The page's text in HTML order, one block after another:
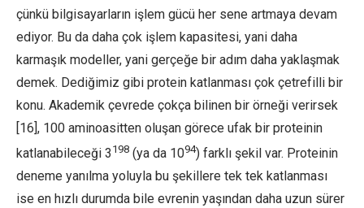
çünkü bilgisayarların işlem gücü her sene artmaya devam
ediyor. Bu da daha çok işlem kapasitesi, yani daha
karmaşık modeller, yani gerçeğe bir adım daha yaklaşmak
demek. Dediğimiz gibi protein katlanması çok çetrefilli bir
konu. Akademik çevrede çokça bilinen bir örneği verirsek
[16], 100 aminoasitten oluşan görece ufak bir proteinin
katlanabileceği 3 198 (ya da 1094) farklı şekil var. Proteinin
deneme yanılma yoluyla bu şekillere tek tek katlanması
ise en hızlı durumda bile evrenin yaşından daha uzun sürer